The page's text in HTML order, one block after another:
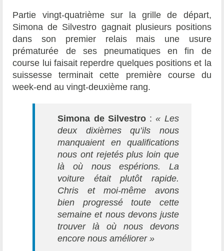
Partie vingt-quatrième sur la grille de départ,
Simona de Silvestro gagnait plusieurs positions
dans son premier relais mais une usure
prématurée de ses pneumatiques en fin de
course lui faisait reperdre quelques positions et la
suissesse terminait cette première course du
week-end au vingt-deuxième rang.
Simona de Silvestro:« Les
deux dixièmes qu’ils nous
manquaient en qualifications
nous ont rejetés plus loin que
là où nous espérions. La
voiture était plutôt rapide.
Chris et moi-même avons
bien progressé toute cette
semaine et nous devons juste
trouver là où nous devons
encore nous améliorer»